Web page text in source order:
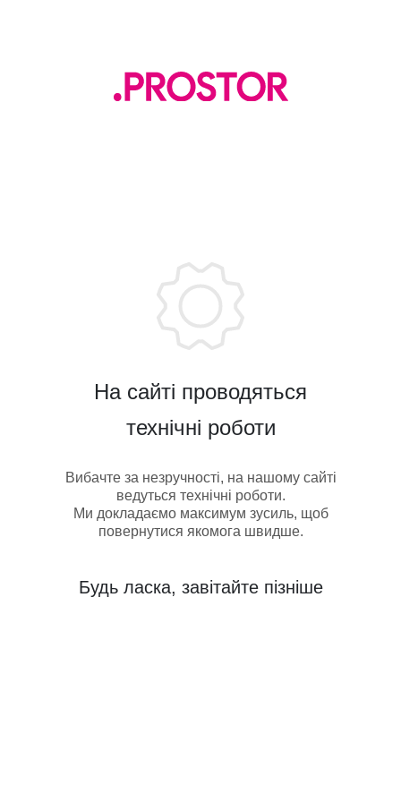
На сайті проводяться
технічні роботи
Вибачте за незручності, на нашому сайті
ведуться технічні роботи.
Ми докладаємо максимум зусиль, щоб
повернутися якомога швидше.
Будь ласка, завітайте пізніше